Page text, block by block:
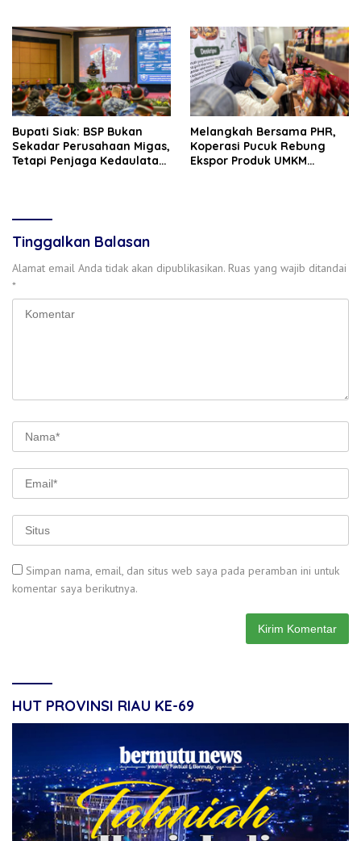
Bupati Siak: BSP Bukan
Sekadar Perusahaan Migas,
Tetapi Penjaga Kedaulatan
Melangkah Bersama PHR,
Koperasi Pucuk Rebung
Ekspor Produk UMKM
Tinggalkan Balasan
Alamat email Anda tidak akan dipublikasikan. Ruas yang wajib ditandai
*
Simpan nama, email, dan situs web saya pada peramban ini untuk
komentar saya berikutnya.
HUT PROVINSI RIAU KE-69